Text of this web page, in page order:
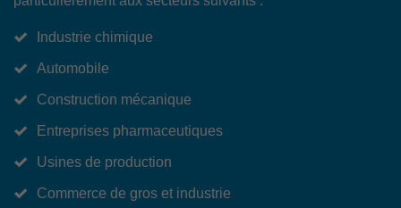
Industrie chimique
Automobile
Construction mécanique
Entreprises pharmaceutiques
Usines de production
Commerce de gros et industrie